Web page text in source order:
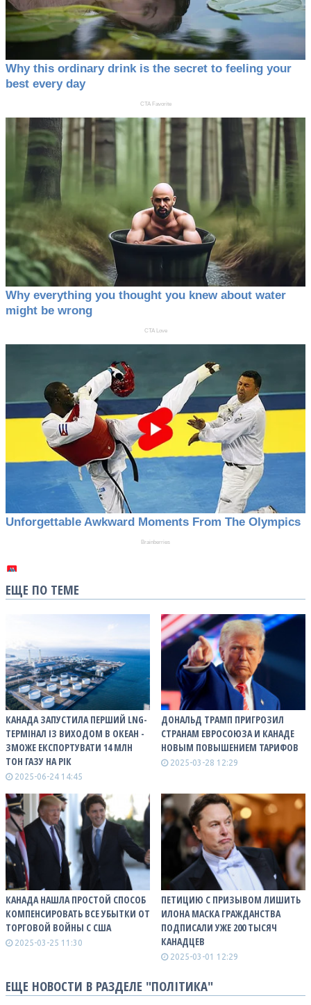
ЕЩЕ ПО ТЕМЕ
КАНАДА ЗАПУСТИЛА ПЕРШИЙ LNG-
ТЕРМІНАЛ ІЗ ВИХОДОМ В ОКЕАН -
ЗМОЖЕ ЕКСПОРТУВАТИ 14 МЛН
ТОН ГАЗУ НА РІК
2025-06-24 14:45
ДОНАЛЬД ТРАМП ПРИГРОЗИЛ
СТРАНАМ ЕВРОСОЮЗА И КАНАДЕ
НОВЫМ ПОВЫШЕНИЕМ ТАРИФОВ
2025-03-28 12:29
КАНАДА НАШЛА ПРОСТОЙ СПОСОБ
КОМПЕНСИРОВАТЬ ВСЕ УБЫТКИ ОТ
ТОРГОВОЙ ВОЙНЫ С США
2025-03-25 11:30
ПЕТИЦИЮ С ПРИЗЫВОМ ЛИШИТЬ
ИЛОНА МАСКА ГРАЖДАНСТВА
ПОДПИСАЛИ УЖЕ 200 ТЫСЯЧ
КАНАДЦЕВ
2025-03-01 12:29
ЕЩЕ НОВОСТИ В РАЗДЕЛЕ "ПОЛІТИКА"